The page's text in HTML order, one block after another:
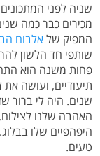
שניה לפני
מכירים כבר כמה
המפיק שלאלבום
שותפי חד הלשון
פחות משנה הוא
תיעודיים, ועושה
שנים. היה לי
האהבה שלנו
היפהפיים שלו
טעים.